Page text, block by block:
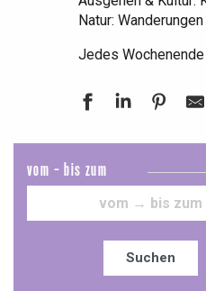
Natur:
Jedes
vom - bis zum
Suchen